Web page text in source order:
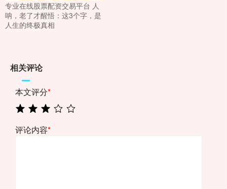
专业在线股票配资交易平台 人
呐，老了才醒悟：这3个字，是
人生的终极真相
相关评论
本文评分*
评论内容*